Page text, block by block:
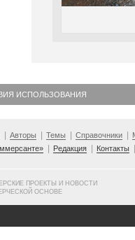
ИСПОЛЬЗОВАНИЯ
Авторы Темы Справочники
Редакция Контакты
ПРОЕКТЫ И НОВОСТИ
ОСНОВЕ